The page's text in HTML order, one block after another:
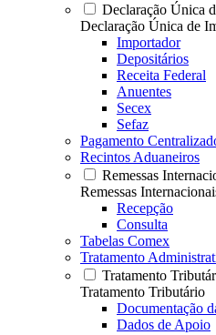
Declaração Única
Declaração Única de
Importador
Depositários
Receita Federal
Anuentes
Secex
Sefaz
Pagamento
Recintos Aduaneiros
Remessas
Remessas
Recepção
Consulta
Tabelas Comex
Tratamento
Tratamento
Tratamento Tributário
Documentação
Dados de Apoio